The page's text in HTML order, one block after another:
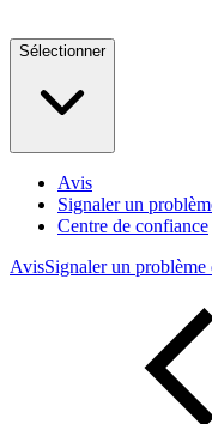
Sélectionner
Avis
Signaler un
Centre de confiance
AvisSignaler un problème